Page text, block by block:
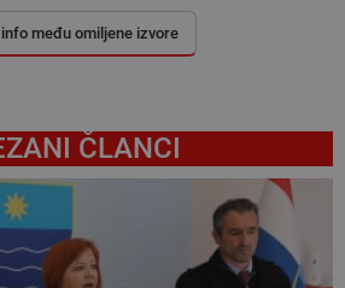
među omiljene izvore
ČLANCI